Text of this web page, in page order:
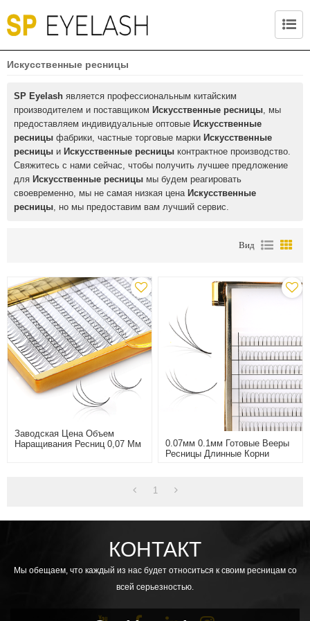
Искусственные ресницы
SP Eyelash является профессиональным китайским
производителем и поставщиком Искусственные ресницы, мы
предоставляем индивидуальные оптовые Искусственные
ресницы фабрики, частные торговые марки Искусственные
ресницы и Искусственные ресницы контрактное производство.
Свяжитесь с нами сейчас, чтобы получить лучшее предложение
для Искусственные ресницы мы будем реагировать
своевременно, мы не самая низкая цена Искусственные
ресницы, но мы предоставим вам лучший сервис.
Вид
Заводская Цена Объем
Наращивания Ресниц 0,07 Мм
0.07мм 0.1мм Готовые Вееры
Ресницы Длинные Корни
1
КОНТАКТ
Мы обещаем, что каждый из нас будет относиться к своим ресницам со
всей серьезностью.